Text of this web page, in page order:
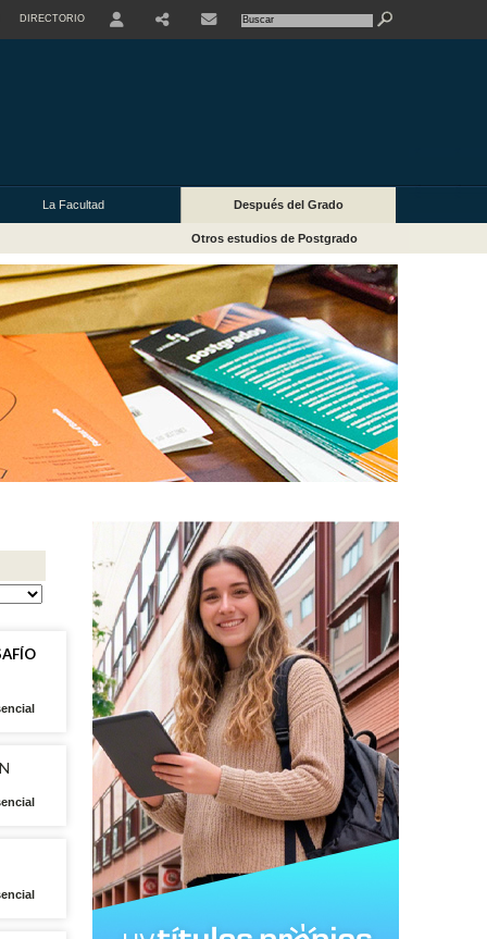
DIRECTORIO
La Facultad Después del Grado
Otros estudios de Postgrado